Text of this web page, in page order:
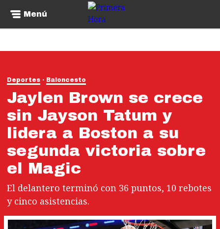
Menú
Deportes Baloncesto
Jaylen Brown se crece
sin Jayson Tatum y
lidera a Boston a su
segunda victoria sobre
el Magic
El delantero terminó con 36 puntos, 10 rebotes
y cinco asistencias.